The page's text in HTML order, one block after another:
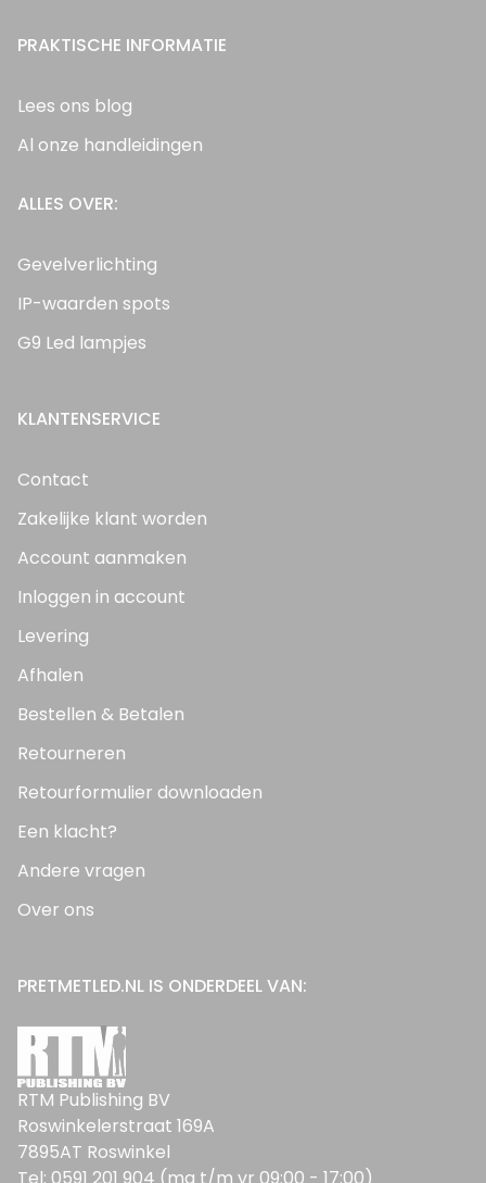
PRAKTISCHE INFORMATIE
Lees ons blog
Al onze handleidingen
ALLES OVER:
Gevelverlichting
IP-waarden spots
G9 Led lampjes
KLANTENSERVICE
Contact
Zakelijke klant worden
Account aanmaken
Inloggen in account
Levering
Afhalen
Bestellen & Betalen
Retourneren
Retourformulier downloaden
Een klacht?
Andere vragen
Over ons
PRETMETLED.NL IS ONDERDEEL VAN:
RTM Publishing BV
Roswinkelerstraat 169A
7895AT Roswinkel